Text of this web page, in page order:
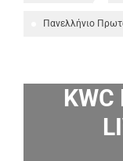
Πανελλήνιο